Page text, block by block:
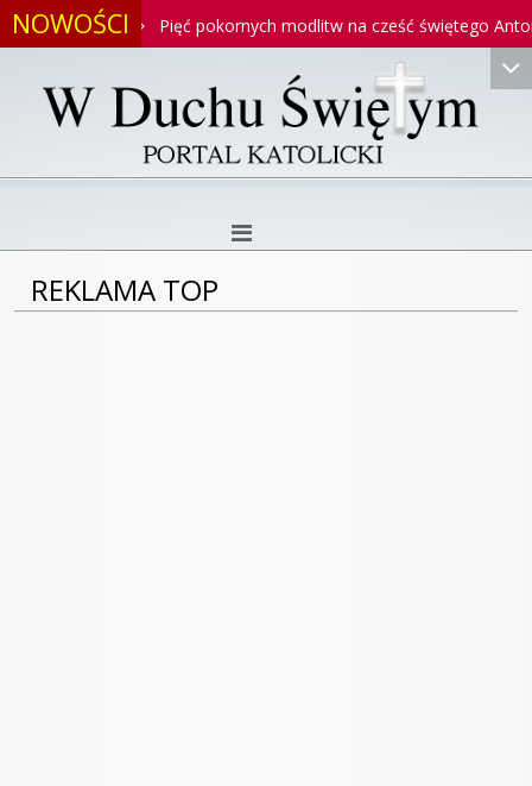
NOWOŚCIPięć pokornych modlitw na cześć świętego Antoniego
REKLAMA TOP